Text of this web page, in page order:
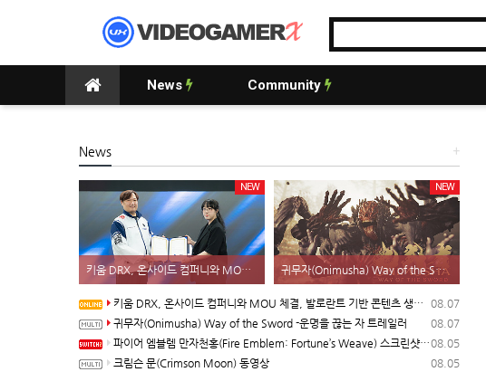
News Community
+
News
NEW
키움 DRX, 온사이드 컴퍼니와 MOU 체결, 발로란트 기반 콘텐츠 생태계 확장
NEW
귀무자(Onimusha) Way of the Sword -운명을 끊는 자 트레일러
08.07
키움 DRX, 온사이드 컴퍼니와 MOU 체결, 발로란트 기반 콘텐츠 생태계 확장
08.07
귀무자(Onimusha) Way of the Sword -운명을 끊는 자 트레일러
08.05
파이어 엠블렘 만자천홍(Fire Emblem: Fortune’s Weave) 스크린샷과 동영상(한국어 자막)
08.05
크림슨 문(Crimson Moon) 동영상